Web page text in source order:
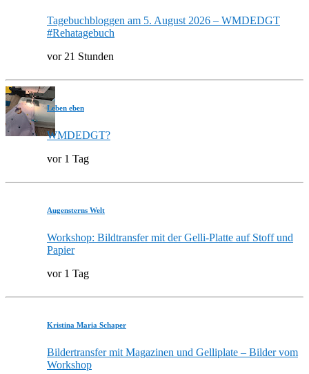
Tagebuchbloggen am 5. August 2026 – WMDEDGT
#Rehatagebuch
vor 21 Stunden
Leben eben
WMDEDGT?
vor 1 Tag
Augensterns Welt
Workshop: Bildtransfer mit der Gelli-Platte auf Stoff und
Papier
vor 1 Tag
Kristina Maria Schaper
Bildertransfer mit Magazinen und Gelliplate – Bilder vom
Workshop